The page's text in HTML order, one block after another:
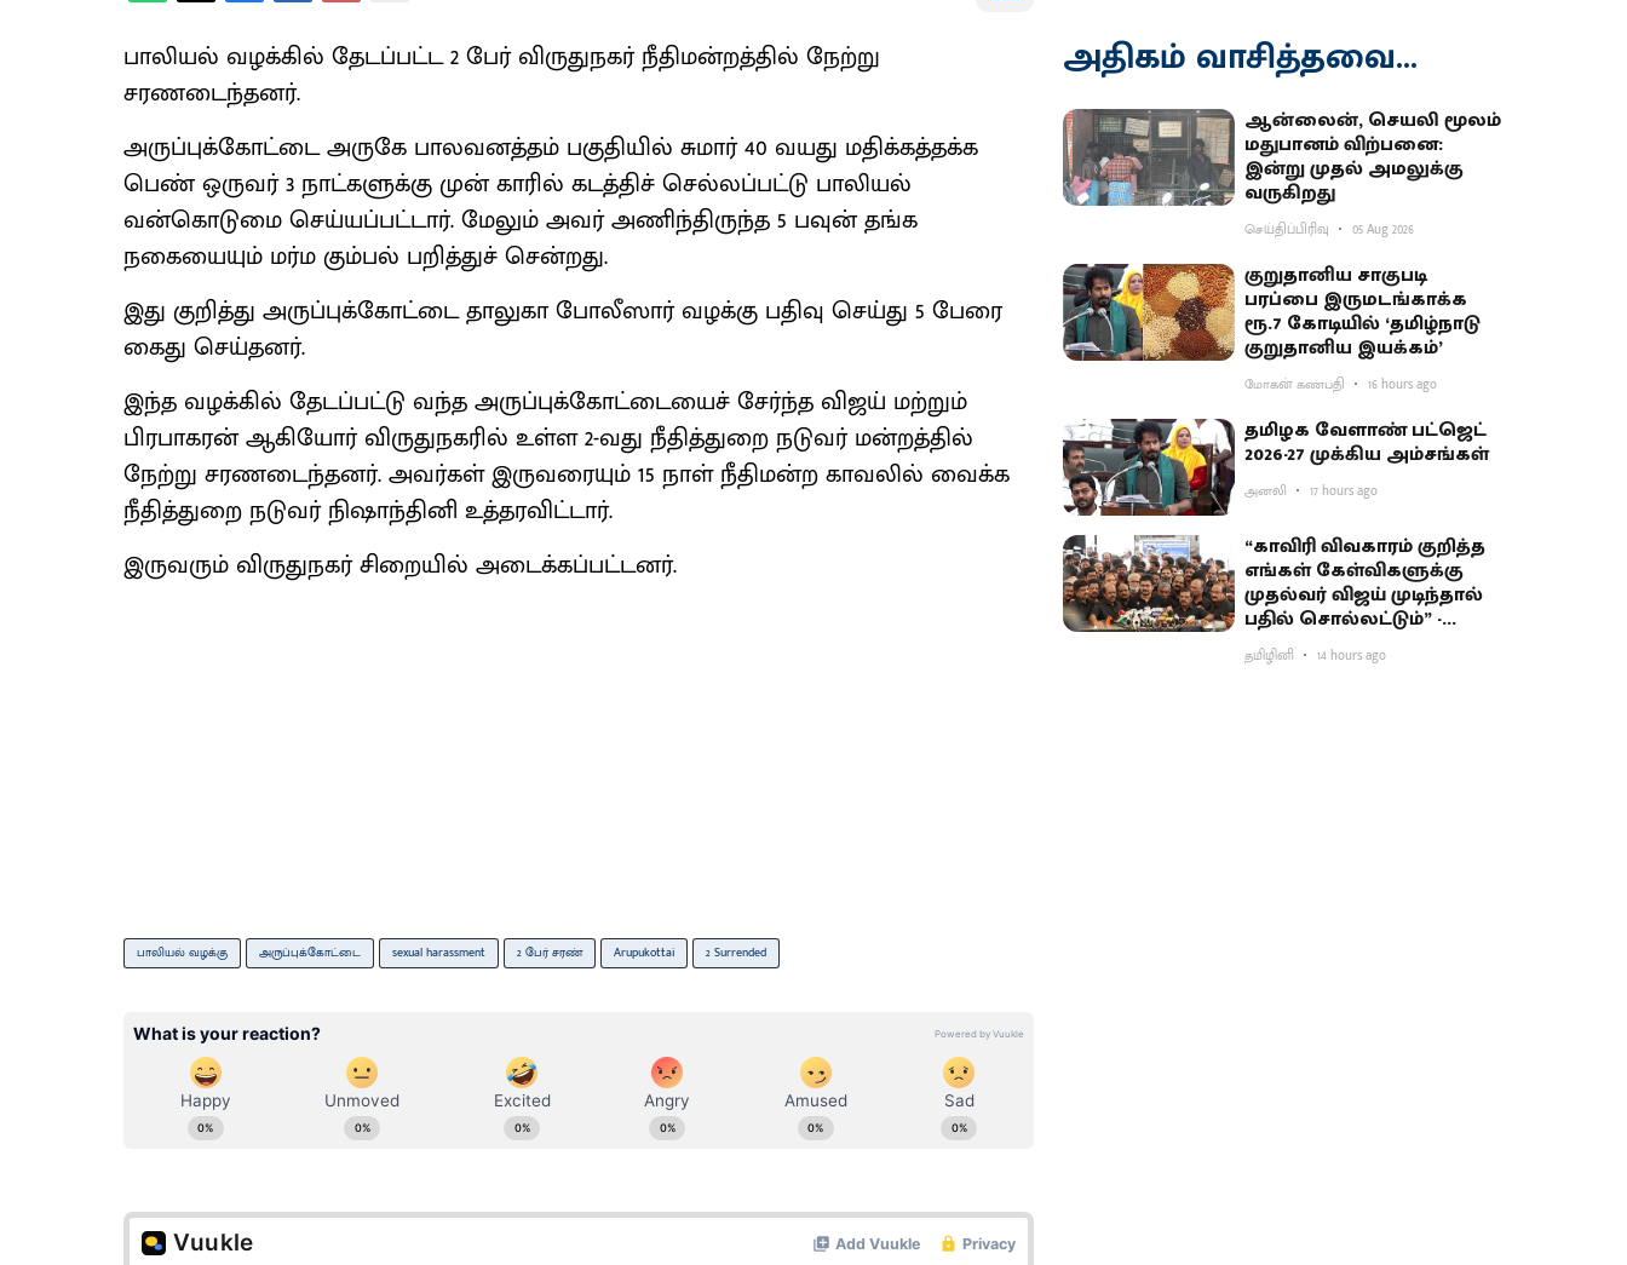
பாலியல் வழக்கில் தேடப்பட்ட 2 பேர் விருதுநகர் நீதிமன்றத்தில் நேற்று
சரணடைந்தனர்.
அருப்புக்கோட்டை அருகே பாலவனத்தம் பகுதியில் சுமார் 40 வயது மதிக்கத்தக்க
பெண் ஒருவர் 3 நாட்களுக்கு முன் காரில் கடத்திச் செல்லப்பட்டு பாலியல்
வன்கொடுமை செய்யப்பட்டார். மேலும் அவர் அணிந்திருந்த 5 பவுன் தங்க
நகையையும் மர்ம கும்பல் பறித்துச் சென்றது.
இது குறித்து அருப்புக்கோட்டை தாலுகா போலீஸார் வழக்கு பதிவு செய்து 5 பேரை
கைது செய்தனர்.
இந்த வழக்கில் தேடப்பட்டு வந்த அருப்புக்கோட்டையைச் சேர்ந்த விஜய் மற்றும்
பிரபாகரன் ஆகியோர் விருதுநகரில் உள்ள 2-வது நீதித்துறை நடுவர் மன்றத்தில்
நேற்று சரணடைந்தனர். அவர்கள் இருவரையும் 15 நாள் நீதிமன்ற காவலில் வைக்க
நீதித்துறை நடுவர் நிஷாந்தினி உத்தரவிட்டார்.
இருவரும் விருதுநகர் சிறையில் அடைக்கப்பட்டனர்.
பாலியல் வழக்கு அருப்புக்கோட்டை sexual harassment 2 பேர் சரண் Arupukottai 2 Surrended
அதிகம் வாசித்தவை...
ஆன்லைன், செயலி மூலம்
மதுபானம் விற்பனை:
இன்று முதல் அமலுக்கு
வருகிறது
செய்திப்பிரிவு 05 Aug 2026
குறுதானிய சாகுபடி
பரப்பை இருமடங்காக்க
ரூ.7 கோடியில் ‘தமிழ்நாடு
குறுதானிய இயக்கம்’
மோகன் கணபதி 16 hours ago
தமிழக வேளாண் பட்ஜெட்
2026-27 முக்கிய அம்சங்கள்
அனலி 17 hours ago
“காவிரி விவகாரம் குறித்த
எங்கள் கேள்விகளுக்கு
முதல்வர் விஜய் முடிந்தால்
பதில் சொல்லட்டும்” -
உதயநிதி சவால்
தமிழினி 14 hours ago